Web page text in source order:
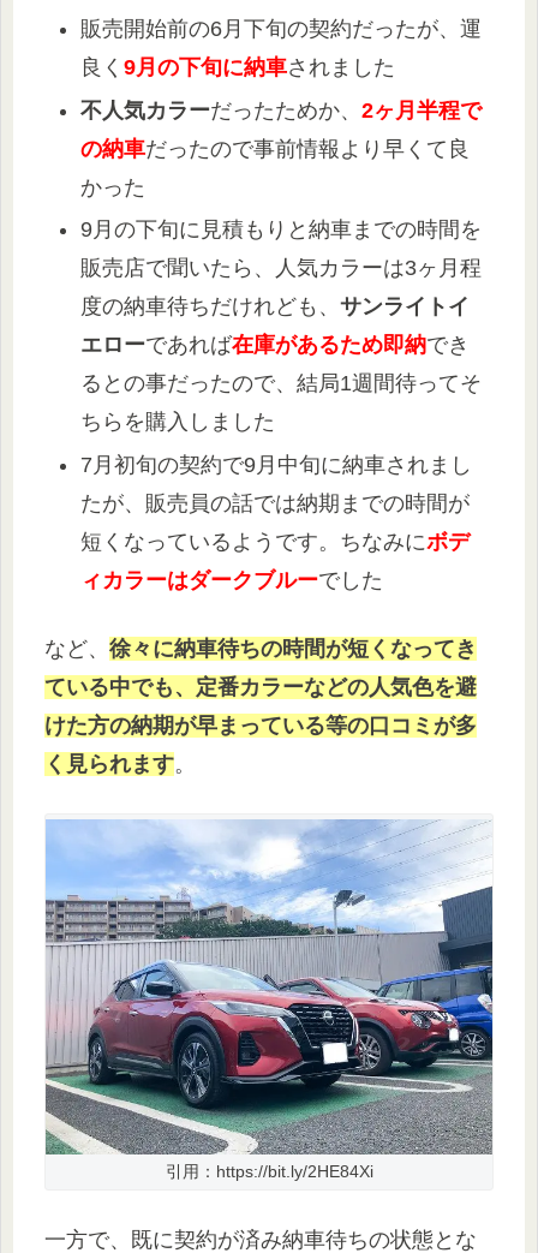
販売開始前の6月下旬の契約だったが、運
良く 9月の下旬に納車されました
不人気カラーだったためか、 2ヶ月半程で
の納車だったので事前情報より早くて良
かった
9月の下旬に見積もりと納車までの時間を
販売店で聞いたら、人気カラーは3ヶ月程
度の納車待ちだけれども、 サンライトイ
エローであれば在庫があるため即納でき
るとの事だったので、結局1週間待ってそ
ちらを購入しました
7月初旬の契約で9月中旬に納車されまし
たが、販売員の話では納期までの時間が
短くなっているようです。ちなみにボデ
ィカラーはダークブルーでした
など、 徐々に納車待ちの時間が短くなってき
ている中でも、定番カラーなどの人気色を避
けた方の納期が早まっている等の口コミが多
く見られます。
引用：https://bit.ly/2HE84Xi
一方で、既に契約が済み納車待ちの状態とな